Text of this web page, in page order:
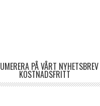
PÅ VÅRT
KOSTNADSFRITT